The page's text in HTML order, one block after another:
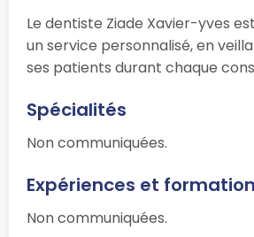
Le dentiste Ziade Xavier-yves
un service personnalisé, en
ses patients durant chaque
Spécialités
Non communiquées.
Expériences et
Non communiquées.